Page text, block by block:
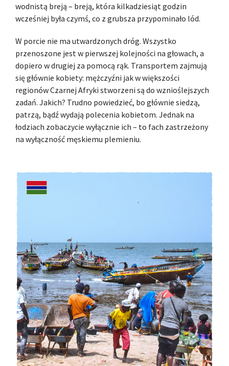
wodnistą breją – breją, która kilkadziesiąt godzin
wcześniej była czymś, co z grubsza przypominało lód.
W porcie nie ma utwardzonych dróg. Wszystko
przenoszone jest w pierwszej kolejności na głowach, a
dopiero w drugiej za pomocą rąk. Transportem zajmują
się głównie kobiety: mężczyźni jak w większości
regionów Czarnej Afryki stworzeni są do wznioślejszych
zadań. Jakich? Trudno powiedzieć, bo głównie siedzą,
patrzą, bądź wydają polecenia kobietom. Jednak na
łodziach zobaczycie wyłącznie ich – to fach zastrzeżony
na wyłączność męskiemu plemieniu.